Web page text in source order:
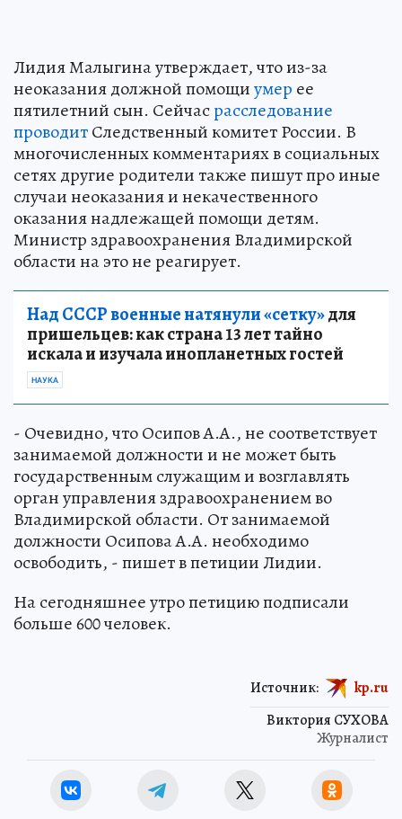
Лидия Малыгина утверждает, что из-за
неоказания должной помощиумер ее
пятилетний сын. Сейчасрасследование
проводитСледственный комитет России. В
многочисленных комментариях в социальных
сетях другие родители также пишут про иные
случаи неоказания и некачественного
оказания надлежащей помощи детям.
Министр здравоохранения Владимирской
области на это не реагирует.
Над СССР военные натянули «сетку»для
пришельцев: как страна 13 лет тайно
искала и изучала инопланетных гостей
НАУКА
- Очевидно, что Осипов А.А., не соответствует
занимаемой должности и не может быть
государственным служащим и возглавлять
орган управления здравоохранением во
Владимирской области. От занимаемой
должности Осипова А.А. необходимо
освободить, - пишет в петиции Лидии.
На сегодняшнее утро петицию подписали
больше 600 человек.
Виктория СУХОВА
Журналист
Источник: kp.ru